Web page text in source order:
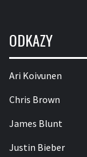
ODKAZY
Ari Koivunen
Chris Brown
James Blunt
Justin Bieber